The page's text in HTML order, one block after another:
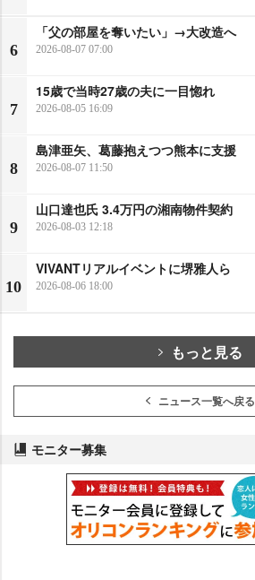
6
「父の部屋を奪いたい」→大改造へ
2026-08-07 07:00
7
15歳で当時27歳の夫に一目惚れ
2026-08-05 16:09
8
島津亜矢、葛藤抱えつつ熊本に支援
2026-08-07 11:50
9
山口達也氏 3.4万円の湘南物件契約
2026-08-03 12:18
10
VIVANTリアルイベントに堺雅人ら
2026-08-06 18:00
もっと見る
ニュース一覧へ戻る
モニター募集